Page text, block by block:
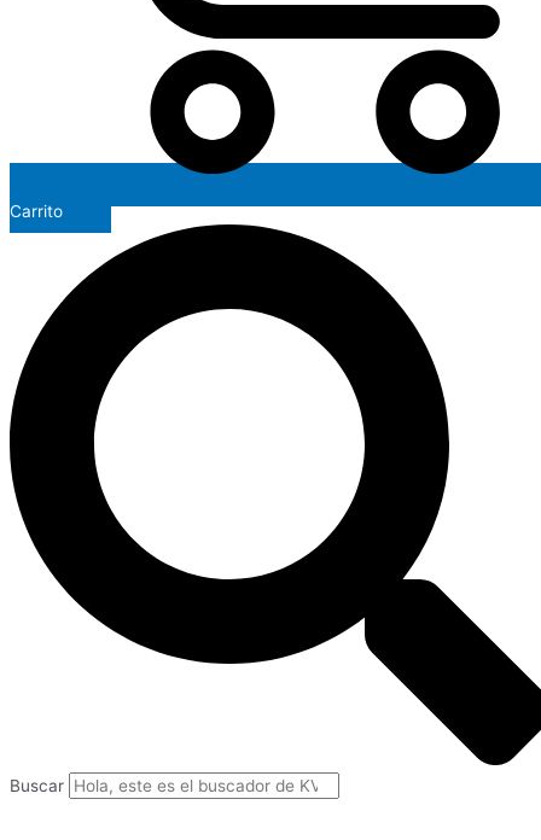
Carrito
Buscar